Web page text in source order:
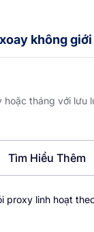
không giới
hoặc tháng với lưu
Tìm Hiểu Thêm
proxy linh hoạt